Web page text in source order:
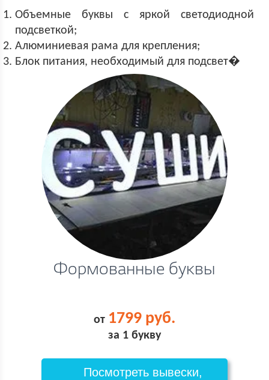
Объемные буквы с яркой светодиодной
подсветкой;
Алюминиевая рама для крепления;
Блок питания, необходимый для подсвет�
Формованные буквы
от 1799 руб.
за 1 букву
Посмотреть вывески,